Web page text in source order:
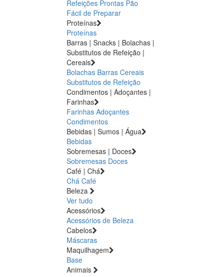
Refeições Prontas Pão
Fácil de Preparar
Proteínas
Proteínas
Barras | Snacks | Bolachas |
Substitutos de Refeição |
Cereais
Bolachas Barras Cereais
Substitutos de Refeição
Condimentos | Adoçantes |
Farinhas
Farinhas Adoçantes
Condimentos
Bebidas | Sumos | Água
Bebidas
Sobremesas | Doces
Sobremesas Doces
Café | Chá
Chá Café
Beleza
Ver tudo
Acessórios
Acessórios de Beleza
Cabelos
Máscaras
Maquilhagem
Base
Animais